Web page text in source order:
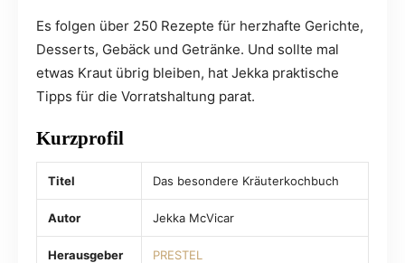
Es folgen über 250 Rezepte für herzhafte Gerichte,
Desserts, Gebäck und Getränke. Und sollte mal
etwas Kraut übrig bleiben, hat Jekka praktische
Tipps für die Vorratshaltung parat.
Kurzprofil
Titel Das besondere Kräuterkochbuch
Autor Jekka McVicar
Herausgeber PRESTEL